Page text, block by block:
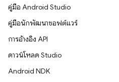
คู่มือ Android Studio
คู่มือนักพัฒนาซอฟต์แวร์
การอ้างอิง API
ดาวน์โหลด Studio
Android NDK